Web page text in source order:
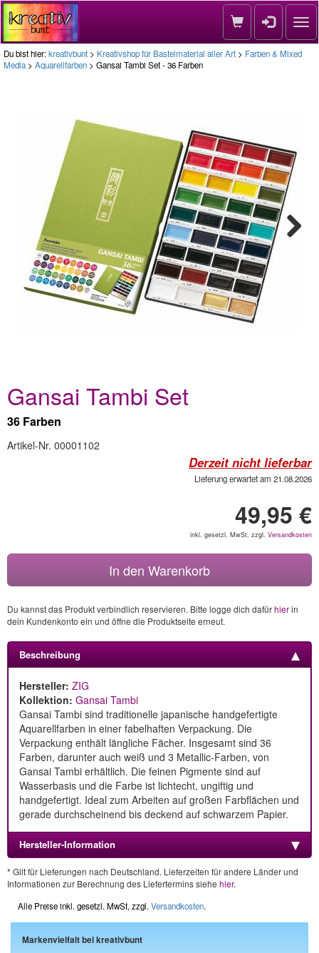
Du bist hier:kreativbunt > Kreativshop für Bastelmaterial aller Art > Farben & Mixed
Media > Aquarellfarben > Gansai Tambi Set - 36 Farben
Gansai Tambi Set
36 Farben
Artikel-Nr. 00001102
Derzeit nicht lieferbar
Lieferung erwartet am 21.08.2026
49,95 €
inkl. gesetzl. MwSt, zzgl. Versandkosten
In den Warenkorb
Du kannst das Produkt verbindlich reservieren. Bitte logge dich dafürhierin
dein Kundenkonto ein und öffne die Produktseite erneut.
Beschreibung
Hersteller: ZIG
Kollektion: Gansai Tambi
Gansai Tambi sind traditionelle japanische handgefertigte
Aquarellfarben in einer fabelhaften Verpackung. Die
Verpackung enthält längliche Fächer. Insgesamt sind 36
Farben, darunter auch weiß und 3 Metallic-Farben, von
Gansai Tambi erhältlich. Die feinen Pigmente sind auf
Wasserbasis und die Farbe ist lichtecht, ungiftig und
handgefertigt. Ideal zum Arbeiten auf großen Farbflächen und
gerade durchscheinend bis deckend auf schwarzem Papier.
Hersteller-Information
* Gilt für Lieferungen nach Deutschland. Lieferzeiten für andere Länder und
Informationen zur Berechnung des Liefertermins siehe hier.
Alle Preise inkl. gesetzl. MwSt, zzgl. Versandkosten.
Markenvielfalt bei kreativbunt